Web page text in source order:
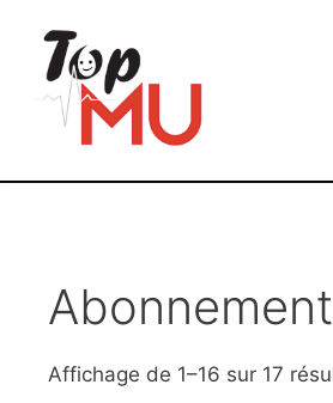
Affichage de 1–16 sur 17